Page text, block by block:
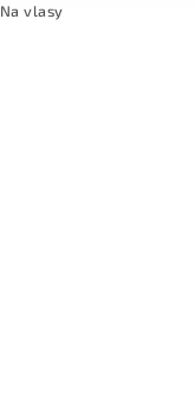
Na vlasy